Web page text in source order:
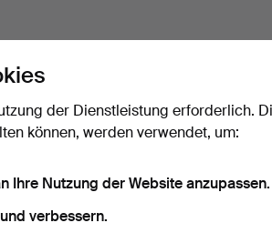
der Dienstleistung erforderlich.
können, werden verwendet, um:
Ihre Nutzung der Website anzupassen.
verbessern.